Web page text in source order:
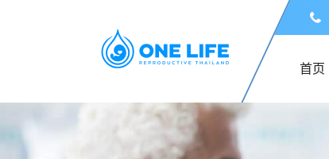
首页